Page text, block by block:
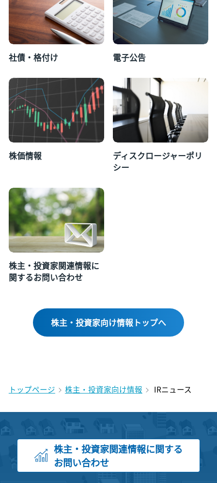
社債・格付け 電子公告
株価情報
ディスクロージャーポリ
シー
株主・投資家関連情報に
関するお問い合わせ
株主・投資家向け情報トップへ
トップページ 株主・投資家向け情報 IRニュース
株主・投資家関連情報に関する
お問い合わせ